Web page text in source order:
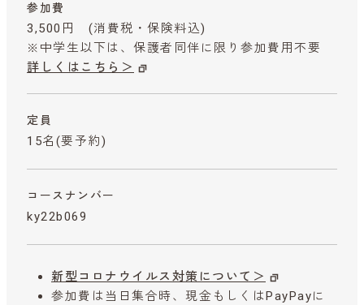
参加費
3,500円 (消費税・保険料込)
※中学生以下は、保護者同伴に限り参加費用不要
詳しくはこちら＞
定員
15名(要予約)
コースナンバー
ky22b069
新型コロナウイルス対策について＞
参加費は当日集合時、現金もしくはPayPayに